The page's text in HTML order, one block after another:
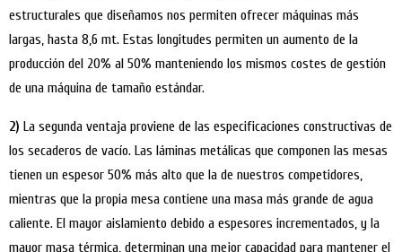
estructurales que diseñamos nos permiten ofrecer máquinas más
largas, hasta 8,6 mt. Estas longitudes permiten un aumento de la
producción del 20% al 50% manteniendo los mismos costes de gestión
de una máquina de tamaño estándar.
2) La segunda ventaja proviene de las especificaciones constructivas de
los secaderos de vacío. Las láminas metálicas que componen las mesas
tienen un espesor 50% más alto que la de nuestros competidores,
mientras que la propia mesa contiene una masa más grande de agua
caliente. El mayor aislamiento debido a espesores incrementados, y la
mayor masa térmica, determinan una mejor capacidad para mantener el